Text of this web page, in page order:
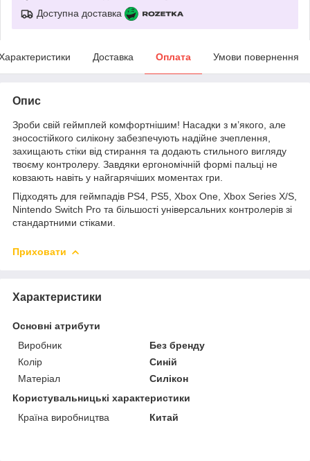
Доступна доставка
Доставка Оплата Умови повернення
Опис
Зроби свій геймплей комфортнішим! Насадки з м’якого, але
зносостійкого силікону забезпечують надійне зчеплення,
захищають стіки від стирання та додають стильного вигляду
твоєму контролеру. Завдяки ергономічній формі пальці не
ковзають навіть у найгарячіших моментах гри.
Підходять для геймпадів PS4, PS5, Xbox One, Xbox Series X/S,
Nintendo Switch Pro та більшості універсальних контролерів зі
стандартними стіками.
Приховати
Характеристики
Основні атрибути
Виробник
Без бренду
Колір
Синій
Матеріал
Силікон
Користувальницькі характеристики
Країна виробництва
Китай